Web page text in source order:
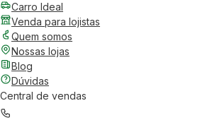
Carro Ideal
Venda para lojistas
Quem somos
Nossas lojas
Blog
Dúvidas
Central de vendas